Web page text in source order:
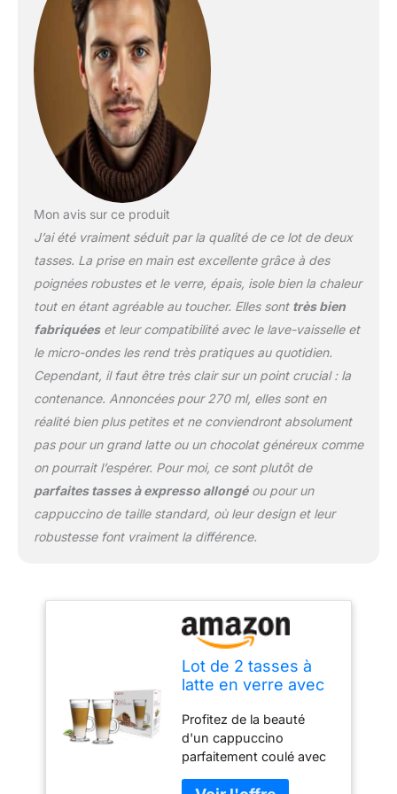
hautes températures,
idéale pour les boissons
chaudes comme le café,
le thé vert, le latte, le
cappuccino, etc.
Spécialement conçu
pour les boissons
chaudes – Convient à la
plupart des machines à
facile. Parfait pour la
cuisine à la maison ou la
restauration
professionnelle dans les
restaurants et cafés.
Facile à nettoyer, passe
S'adapte à la plupart des
machines à café. Un
produit de la marque
Guilty Gadgets, lot de 2
avec boîte.
Mon avis sur ce produit
J’ai été vraiment séduit par la qualité de ce lot de deux
tasses. La prise en main est excellente grâce à des
poignées robustes et le verre, épais, isole bien la chaleur
tout en étant agréable au toucher. Elles sont très bien
fabriquéeset leur compatibilité avec le lave-vaisselle et
le micro-ondes les rend très pratiques au quotidien.
Cependant, il faut être très clair sur un point crucial : la
contenance. Annoncées pour 270 ml, elles sont en
réalité bien plus petites et ne conviendront absolument
pas pour un grand latte ou un chocolat généreux comme
on pourrait l’espérer. Pour moi, ce sont plutôt de
parfaites tasses à expresso allongéou pour un
cappuccino de taille standard, où leur design et leur
robustesse font vraiment la différence.
Lot de 2 tasses à
latte en verre avec
parfaites pour
expresso,
cappuccino, café,
thé, chocolat
Profitez de la beauté
d'un cappuccino
parfaitement coulé avec